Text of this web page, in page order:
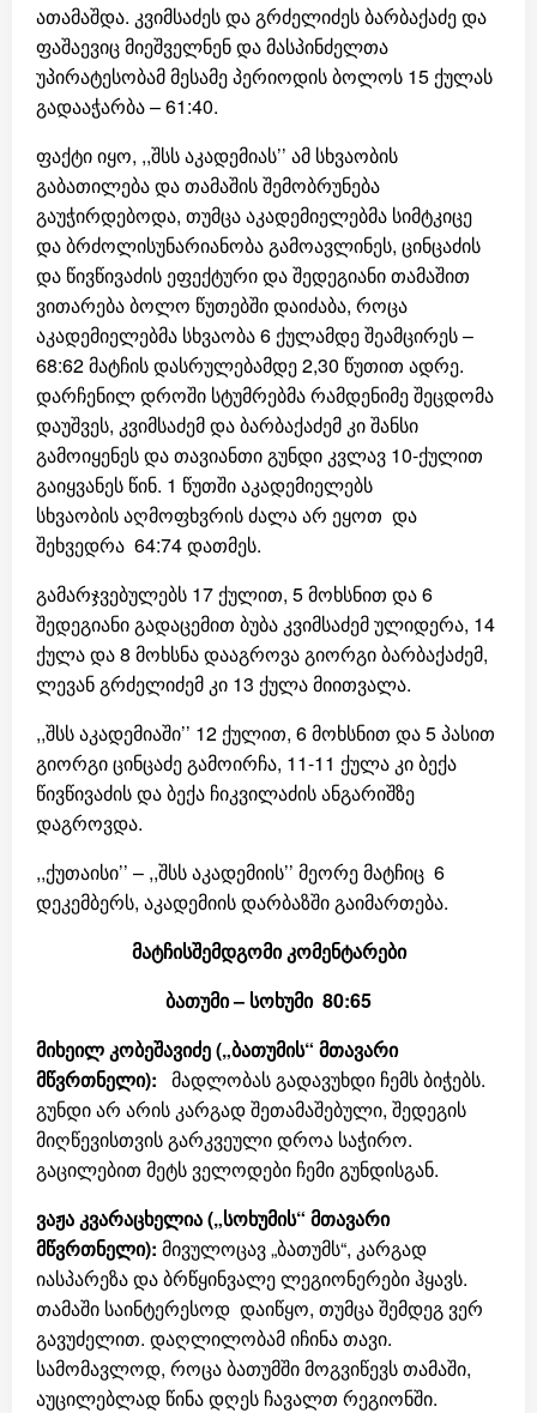
ათამაშდა. კვიმსაძეს და გრძელიძეს ბარბაქაძე და
ფაშაევიც მიეშველნენ და მასპინძელთა
უპირატესობამ მესამე პერიოდის ბოლოს 15 ქულას
გადააჭარბა – 61:40.
ფაქტი იყო, ,,შსს აკადემიას’’ ამ სხვაობის
გაბათილება და თამაშის შემობრუნება
გაუჭირდებოდა, თუმცა აკადემიელებმა სიმტკიცე
და ბრძოლისუნარიანობა გამოავლინეს, ცინცაძის
და წივწივაძის ეფექტური და შედეგიანი თამაშით
ვითარება ბოლო წუთებში დაიძაბა, როცა
აკადემიელებმა სხვაობა 6 ქულამდე შეამცირეს –
68:62 მატჩის დასრულებამდე 2,30 წუთით ადრე.
დარჩენილ დროში სტუმრებმა რამდენიმე შეცდომა
დაუშვეს, კვიმსაძემ და ბარბაქაძემ კი შანსი
გამოიყენეს და თავიანთი გუნდი კვლავ 10-ქულით
გაიყვანეს წინ. 1 წუთში აკადემიელებს
სხვაობის აღმოფხვრის ძალა არ ეყოთ და
შეხვედრა 64:74 დათმეს.
გამარჯვებულებს 17 ქულით, 5 მოხსნით და 6
შედეგიანი გადაცემით ბუბა კვიმსაძემ ულიდერა, 14
ქულა და 8 მოხსნა დააგროვა გიორგი ბარბაქაძემ,
ლევან გრძელიძემ კი 13 ქულა მიითვალა.
,,შსს აკადემიაში’’ 12 ქულით, 6 მოხსნით და 5 პასით
გიორგი ცინცაძე გამოირჩა, 11-11 ქულა კი ბექა
წივწივაძის და ბექა ჩიკვილაძის ანგარიშზე
დაგროვდა.
,,ქუთაისი’’ – ,,შსს აკადემიის’’ მეორე მატჩიც 6
დეკემბერს, აკადემიის დარბაზში გაიმართება.
მატჩისშემდგომი კომენტარები
ბათუმი – სოხუმი 80:65
მიხეილ კობეშავიძე („ბათუმის“ მთავარი
მწვრთნელი): მადლობას გადავუხდი ჩემს ბიჭებს.
გუნდი არ არის კარგად შეთამაშებული, შედეგის
მიღწევისთვის გარკვეული დროა საჭირო.
გაცილებით მეტს ველოდები ჩემი გუნდისგან.
ვაჟა კვარაცხელია („სოხუმის“ მთავარი
მწვრთნელი): მივულოცავ „ბათუმს“, კარგად
იასპარეზა და ბრწყინვალე ლეგიონერები ჰყავს.
თამაში საინტერესოდ დაიწყო, თუმცა შემდეგ ვერ
გავუძელით. დაღლილობამ იჩინა თავი.
სამომავლოდ, როცა ბათუმში მოგვიწევს თამაში,
აუცილებლად წინა დღეს ჩავალთ რეგიონში.